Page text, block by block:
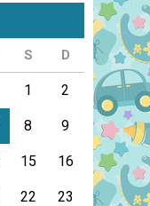
S D
1 2
8 9
15 16
22 23